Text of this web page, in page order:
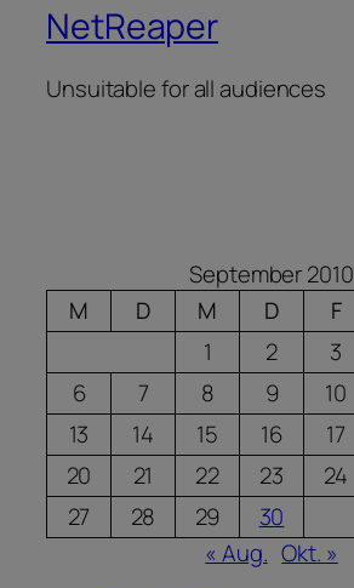
NetReaper
Unsuitable for all audiences
September 2010
M
D M D F
1
2 3
6
7 8 9 10
13
14 15 16 17
20
21 22 23 24
27
28 29
30
« Aug. Okt. »